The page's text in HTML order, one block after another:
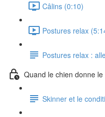
Câlins (0:10)
Postures relax
Postures relax :
Quand le chien donne le
Skinner et le